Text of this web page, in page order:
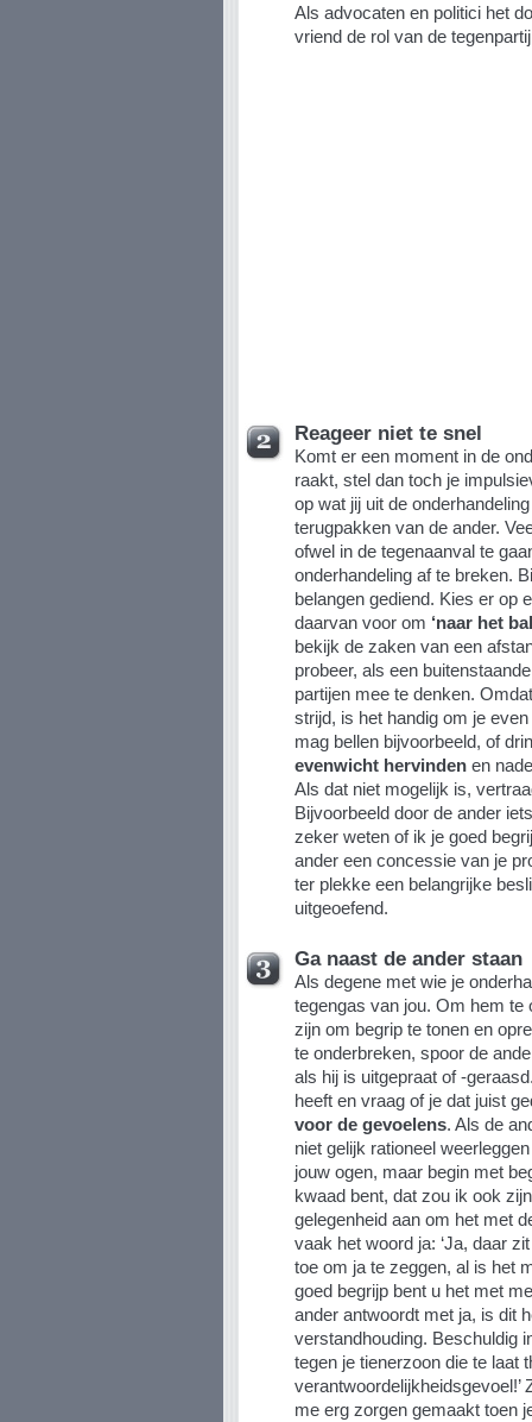
Als advocaten en politici het
vriend de rol van de
Reageer niet te snel
Komt er een moment in de
raakt, stel dan toch je
op wat jij uit de
terugpakken van de ander.
ofwel in de tegenaanval te
onderhandeling af te breken.
belangen gediend. Kies er op
daarvan voor om ‘naar het
bekijk de zaken van een
probeer, als een
partijen mee te denken.
strijd, is het handig om je
mag bellen bijvoorbeeld, of
evenwicht hervindenen
Als dat niet mogelijk is,
Bijvoorbeeld door de ander
zeker weten of ik je goed
ander een concessie van je
ter plekke een belangrijke
uitgeoefend.
Ga naast de ander staan
Als degene met wie je
tegengas van jou. Om hem te
zijn om begrip te tonen en
te onderbreken, spoor de
als hij is uitgepraat of -
heeft en vraag of je dat juist
voor de gevoelens. Als de
niet gelijk rationeel
jouw ogen, maar begin met
kwaad bent, dat zou ik ook
gelegenheid aan om het met
vaak het woord ja: ‘Ja, daar
toe om ja te zeggen, al is het
goed begrijp bent u het met
ander antwoordt met ja, is dit
verstandhouding. Beschuldig
tegen je tienerzoon die te laat
verantwoordelijkheidsgevoel!’
me erg zorgen gemaakt toen